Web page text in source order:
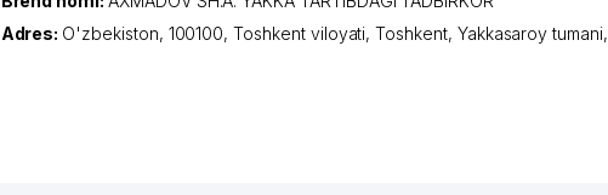
Adres: O'zbekiston, 100100,Toshkent viloyati,Toshkent, Yakkasaroy tumani,